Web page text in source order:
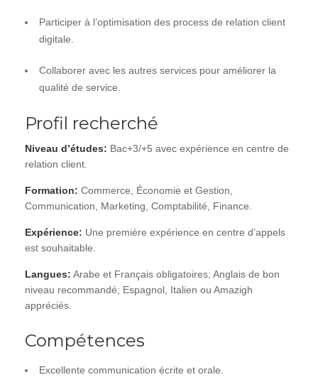
Participer à l’optimisation des process de relation client
digitale.
Collaborer avec les autres services pour améliorer la
qualité de service.
Profil recherché
Niveau d’études: Bac+3/+5 avec expérience en centre de
relation client.
Formation: Commerce, Économie et Gestion,
Communication, Marketing, Comptabilité, Finance.
Expérience: Une première expérience en centre d’appels
est souhaitable.
Langues: Arabe et Français obligatoires; Anglais de bon
niveau recommandé; Espagnol, Italien ou Amazigh
appréciés.
Compétences
Excellente communication écrite et orale.